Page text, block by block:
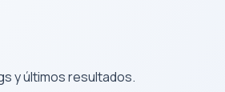
y últimos resultados.